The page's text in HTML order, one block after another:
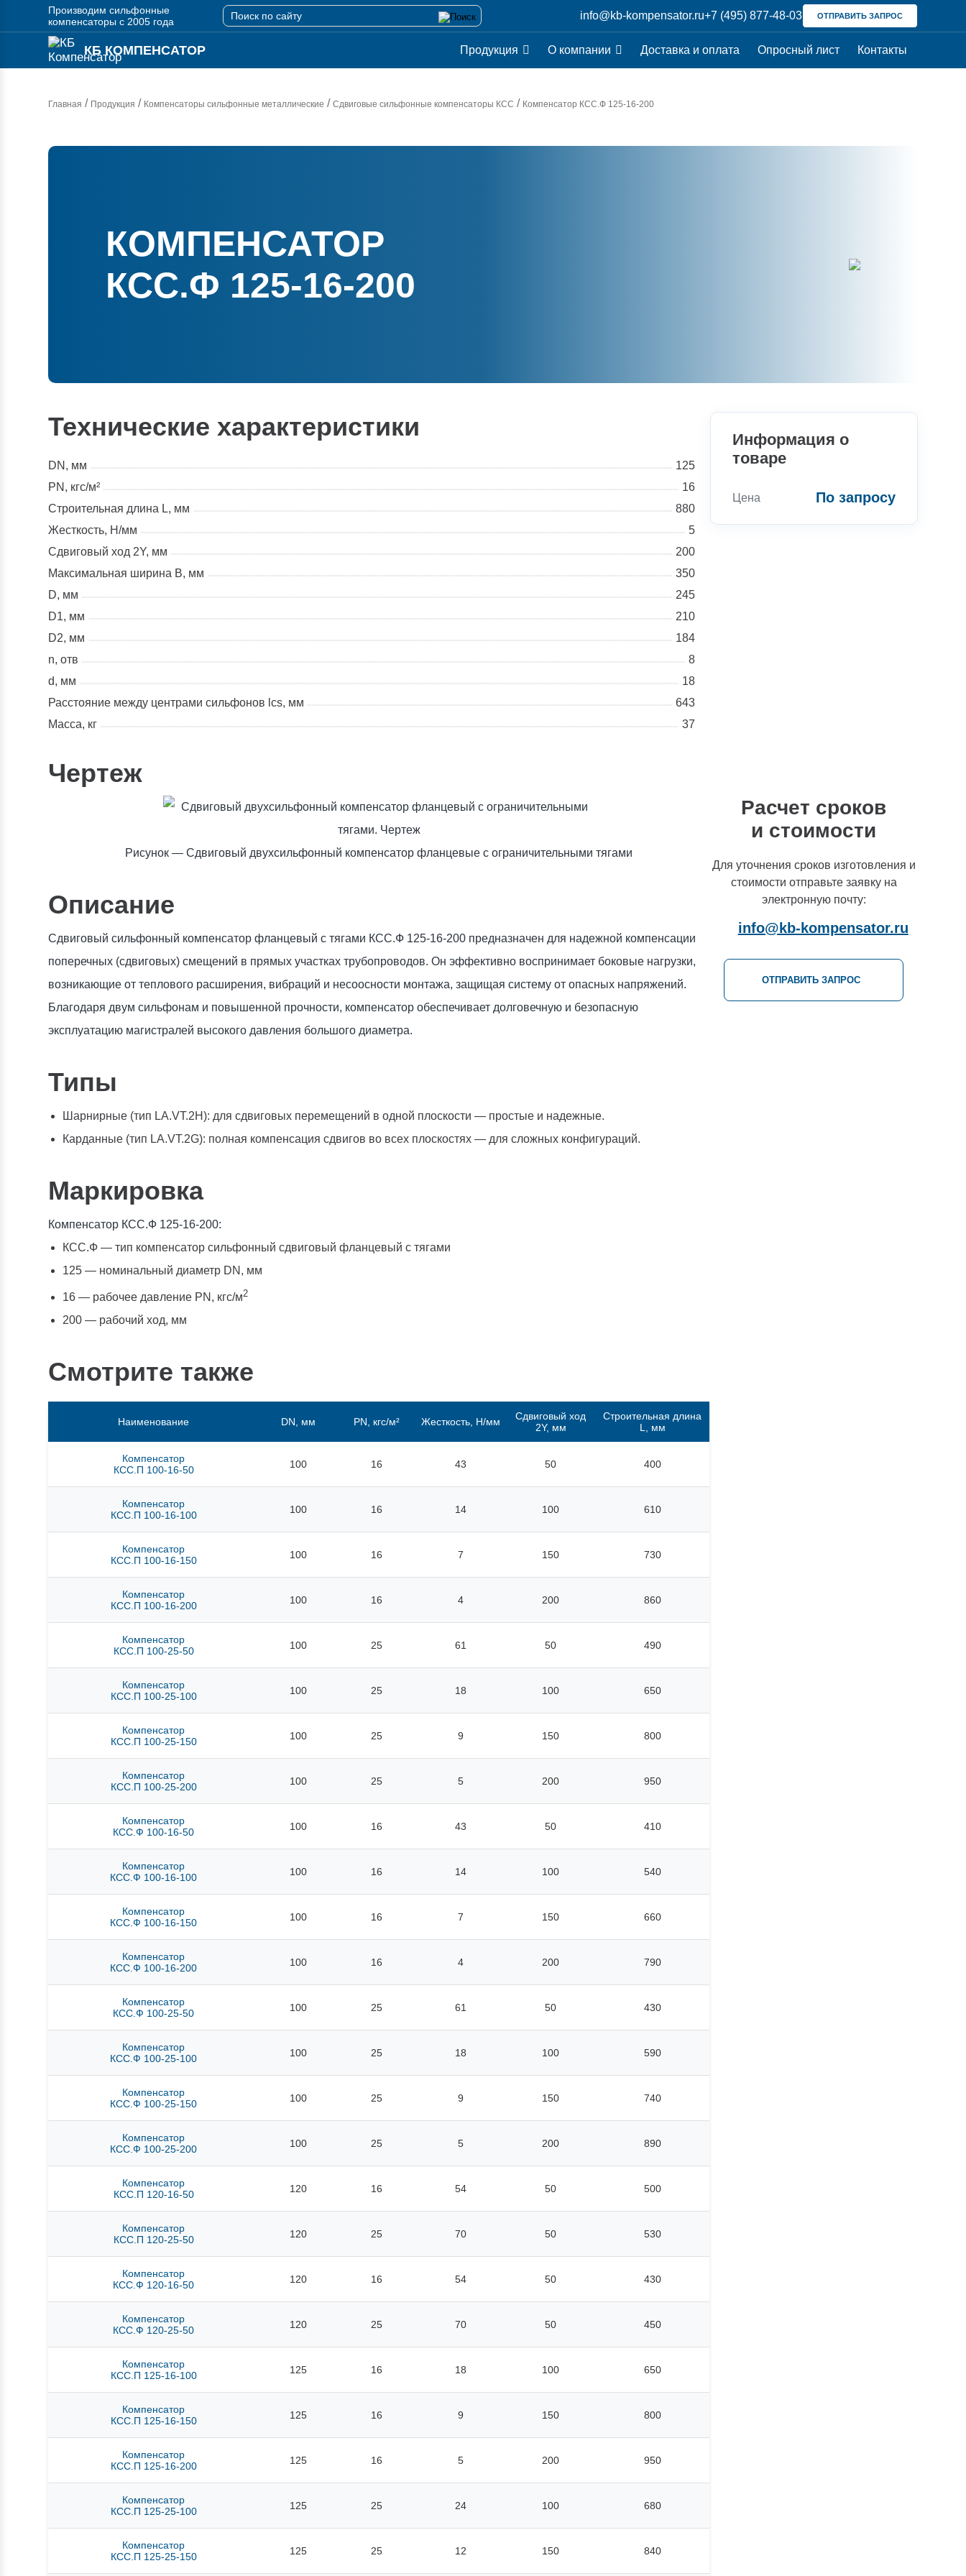
Производим сильфонные
компенсаторы с 2005 года
info@kb-kompensator.ru+7 (495) 877-48-03 ОТПРАВИТЬ ЗАПРОС
КБ КОМПЕНСАТОР Продукция О компании Доставка и оплата Опросный лист Контакты
Главная / Продукция / Компенсаторы сильфонные металлические /Сдвиговые сильфонные компенсаторы КСС / Компенсатор КСС.Ф 125-16-200
КОМПЕНСАТОР
КСС.Ф 125-16-200
Технические характеристики
DN, мм
125
PN, кгс/м²
16
Строительная длина L, мм
880
Жесткость, Н/мм
5
Сдвиговый ход 2Y, мм
200
Максимальная ширина В, мм
350
D, мм
245
D1, мм
210
D2, мм
184
n, отв
8
d, мм
18
Расстояние между центрами сильфонов lcs, мм
643
Масса, кг
37
Чертеж
Рисунок —Сдвиговый двухсильфонный компенсатор фланцевые с ограничительными тягами
Описание
Сдвиговый сильфонный компенсатор фланцевый с тягами КСС.Ф 125-16-200 предназначен для надежной компенсации
поперечных (сдвиговых) смещений в прямых участках трубопроводов. Он эффективно воспринимает боковые нагрузки,
возникающие от теплового расширения, вибраций и несоосности монтажа, защищая систему от опасных напряжений.
Благодаря двум сильфонам и повышенной прочности, компенсатор обеспечивает долговечную и безопасную
эксплуатацию магистралей высокого давления большого диаметра.
Типы
Шарнирные (тип LA.VT.2H): для сдвиговых перемещений в одной плоскости — простые и надежные.
Карданные (тип LA.VT.2G): полная компенсация сдвигов во всех плоскостях — для сложных конфигураций.
Маркировка
Компенсатор КСС.Ф 125-16-200:
КСС.Ф — тип компенсатор сильфонный сдвиговый фланцевый с тягами
125 — номинальный диаметр DN, мм
16 — рабочее давление PN, кгc/м2
200 — рабочий ход, мм
Смотрите также
Наименование DN, мм PN, кгс/м² Жесткость, Н/мм
Сдвиговый ход
2Y, мм
Строительная длина
L, мм
Компенсатор
КСС.П 100-16-50
100 16 43 50 400
Компенсатор
КСС.П 100-16-100
100 16 14 100 610
Компенсатор
КСС.П 100-16-150
100 16 7 150 730
Компенсатор
КСС.П 100-16-200
100 16 4 200 860
Компенсатор
КСС.П 100-25-50
100 25 61 50 490
Компенсатор
КСС.П 100-25-100
100 25 18 100 650
Компенсатор
КСС.П 100-25-150
100 25 9 150 800
Компенсатор
КСС.П 100-25-200
100 25 5 200 950
Компенсатор
КСС.Ф 100-16-50
100 16 43 50 410
Компенсатор
КСС.Ф 100-16-100
100 16 14 100 540
Компенсатор
КСС.Ф 100-16-150
100 16 7 150 660
Компенсатор
КСС.Ф 100-16-200
100 16 4 200 790
Компенсатор
КСС.Ф 100-25-50
100 25 61 50 430
Компенсатор
КСС.Ф 100-25-100
100 25 18 100 590
Компенсатор
КСС.Ф 100-25-150
100 25 9 150 740
Компенсатор
КСС.Ф 100-25-200
100 25 5 200 890
Компенсатор
КСС.П 120-16-50
120 16 54 50 500
Компенсатор
КСС.П 120-25-50
120 25 70 50 530
Компенсатор
КСС.Ф 120-16-50
120 16 54 50 430
Компенсатор
КСС.Ф 120-25-50
120 25 70 50 450
Компенсатор
КСС.П 125-16-100
125 16 18 100 650
Компенсатор
КСС.П 125-16-150
125 16 9 150 800
Компенсатор
КСС.П 125-16-200
125 16 5 200 950
Компенсатор
КСС.П 125-25-100
125 25 24 100 680
Компенсатор
КСС.П 125-25-150
125 25 12 150 840
Информация о
товаре
Цена По запросу
Расчет сроков
и стоимости
Для уточнения сроков изготовления и
стоимости отправьте заявку на
электронную почту:
info@kb-kompensator.ru
ОТПРАВИТЬ ЗАПРОС